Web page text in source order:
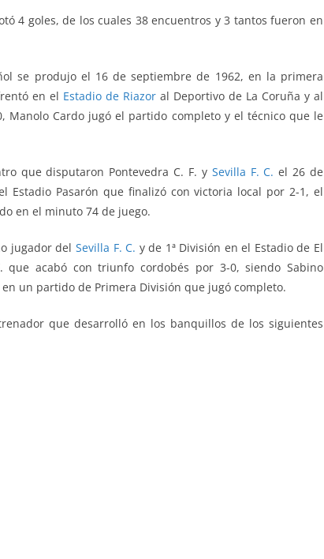
4 goles, de los cuales 38 encuentros y 3 tantos fueron en
se produjo el 16 de septiembre de 1962, en la primera
en el Estadio de Riazor al Deportivo de La Coruña y al
Manolo Cardo jugó el partido completo y el técnico que le
que disputaron Pontevedra C. F. y Sevilla F. C. el 26 de
Pasarón que finalizó con victoria local por 2-1, el
en el minuto 74 de juego.
jugador delSevilla F. C. y de 1ª División en el Estadio de El
acabó con triunfo cordobés por 3-0, siendo Sabino
un partido de Primera División que jugó completo.
que desarrolló en los banquillos de los siguientes